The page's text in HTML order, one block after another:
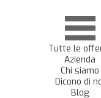
Tutte le
Azienda
Chi siamo
Dicono di
Blog